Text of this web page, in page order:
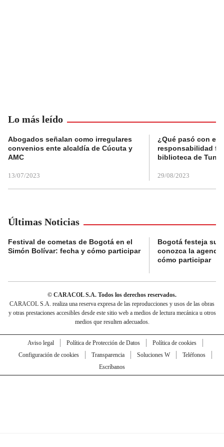
Lo más leído
Abogados señalan como irregulares
convenios ente alcaldía de Cúcuta y
AMC
13/07/2023
¿Qué pasó con el
responsabilidad
biblioteca de
29/08/2023
Últimas Noticias
Festival de cometas de Bogotá en el
Simón Bolívar: fecha y cómo participar
Bogotá festeja su
conozca la
cómo participar
© CARACOL S.A. Todos los derechos reservados.
CARACOL S.A. realiza una reserva expresa de las reproducciones y usos de las obras
y otras prestaciones accesibles desde este sitio web a medios de lectura mecánica u otros
medios que resulten adecuados.
Aviso legal Política de Protección de Datos
Política de cookies
Configuración de cookies
Transparencia Soluciones W
Teléfonos
Escríbanos